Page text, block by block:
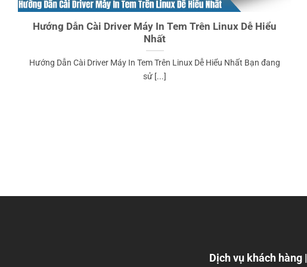
Hướng Dẫn Cài Driver Máy In Tem Trên Linux Dễ Hiểu
Nhất
Hướng Dẫn Cài Driver Máy In Tem Trên Linux Dễ Hiểu Nhất Bạn đang
sử [...]
Dịch vụ khách hàng |